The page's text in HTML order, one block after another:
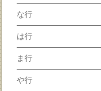
な行
は行
ま行
や行